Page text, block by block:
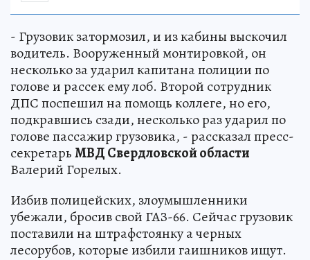
- Грузовик затормозил, и из кабины выскочил
водитель. Вооруженный монтировкой, он
несколько за ударил капитана полиции по
голове и рассек ему лоб. Второй сотрудник
ДПС поспешил на помощь коллеге, но его,
подкравшись сзади, несколько раз ударил по
голове пассажир грузовика, - рассказал пресс-
секретарьМВД Свердловской области
Валерий Горелых.
Избив полицейских, злоумышленники
убежали, бросив свой ГАЗ-66. Сейчас грузовик
поставили на штрафстоянку а черных
лесорубов, которые избили гаишников ищут.